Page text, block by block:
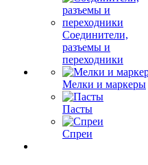
Соединители,
разъемы и
переходники
Мелки и маркеры
Пасты
Спреи